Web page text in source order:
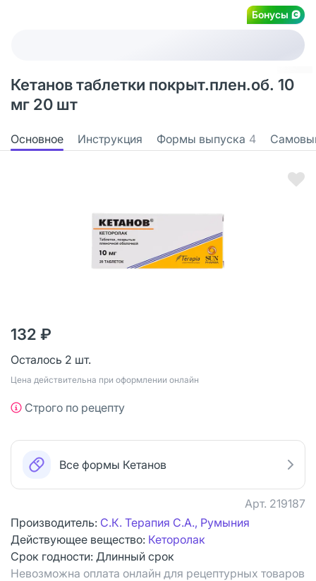
Бонусы
Кетанов таблетки покрыт.плен.об. 10
мг 20 шт
Основное Инструкция Формы выпуска 4
132 ₽
Осталось 2 шт.
Цена действительна при оформлении онлайн
Строго по рецепту
Все формы Кетанов
Арт. 219187
Производитель: C.К. Терапия С.А., Румыния
Действующее вещество: Кеторолак
Срок годности: Длинный срок
Невозможна оплата онлайн для рецептурных товаров